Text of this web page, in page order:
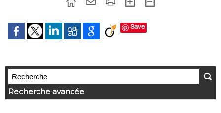
Save
Recherche avancée